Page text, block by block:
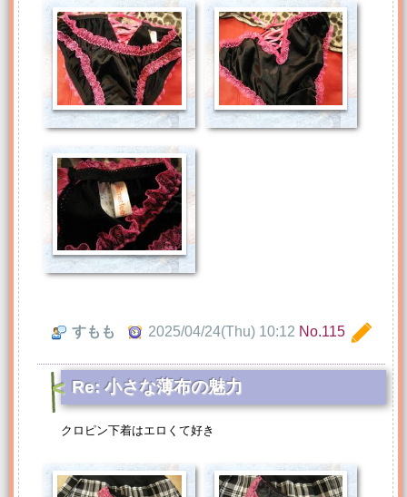
すもも 2025/04/24(Thu) 10:12 No.115
Re: 小さな薄布の魅力
クロピン下着はエロくて好き